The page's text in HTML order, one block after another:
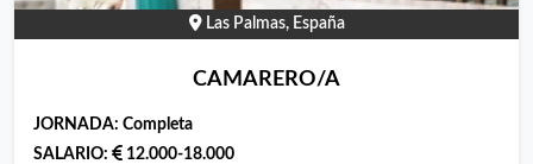
Las Palmas, España
CAMARERO/A
JORNADA: Completa
SALARIO:
12.000-18.000